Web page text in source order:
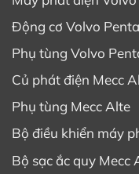
Động cơ Volvo Penta
Phụ tùng Volvo
Củ phát điện Mecc
Phụ tùng Mecc Alte
Bộ điều khiển máy
Bộ sạc ắc quy Mecc